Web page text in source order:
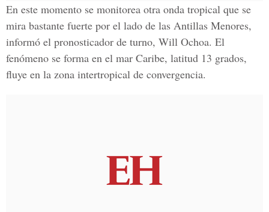
En este momento se monitorea otra onda tropical que se
mira bastante fuerte por el lado de las Antillas Menores,
informó el pronosticador de turno, Will Ochoa. El
fenómeno se forma en el mar Caribe, latitud 13 grados,
fluye en la zona intertropical de convergencia.